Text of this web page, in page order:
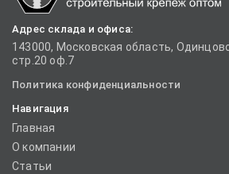
Адрес склада и офиса:
143000, Московская область,
стр.20 оф.7
Политика конфиденциальности
Навигация
Главная
О компании
Статьи